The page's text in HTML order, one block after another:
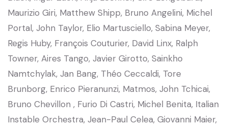
Maurizio Giri, Matthew Shipp, Bruno Angelini, Michel
Portal, John Taylor, Elio Martusciello, Sabina Meyer,
Regis Huby, François Couturier, David Linx, Ralph
Towner, Aires Tango, Javier Girotto, Sainkho
Namtchylak, Jan Bang, Théo Ceccaldi, Tore
Brunborg, Enrico Pieranunzi, Matmos, John Tchicai,
Bruno Chevillon , Furio Di Castri, Michel Benita, Italian
Instable Orchestra, Jean-Paul Celea, Giovanni Maier,